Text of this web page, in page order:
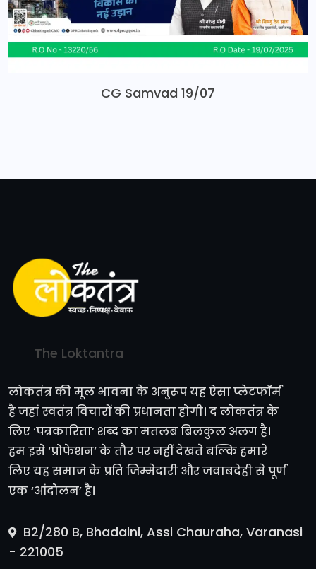
CG Samvad 19/07
The Loktantra
लोकतंत्र की मूल भावना के अनुरूप यह ऐसा प्लेटफॉर्म
है जहां स्वतंत्र विचारों की प्रधानता होगी। द लोकतंत्र के
लिए ‘पत्रकारिता’ शब्द का मतलब बिलकुल अलग है।
हम इसे ‘प्रोफेशन’ के तौर पर नहीं देखते बल्कि हमारे
लिए यह समाज के प्रति जिम्मेदारी और जवाबदेही से पूर्ण
एक ‘आंदोलन’ है।
B2/280 B, Bhadaini, Assi Chauraha, Varanasi
- 221005